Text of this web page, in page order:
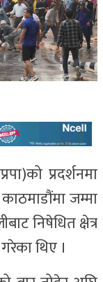
प्रदर्शनमा
जम्मा
निषेधित क्षेत्र
थिए ।